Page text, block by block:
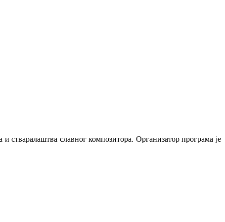
стваралаштва славног композитора. Организатор програма је